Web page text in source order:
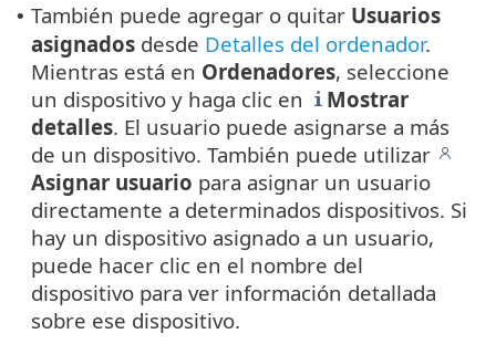
• También puede agregar o quitar Usuarios
asignados desde Detalles del ordenador.
Mientras está en Ordenadores, seleccione
un dispositivo y haga clic en
Mostrar
detalles. El usuario puede asignarse a más
de un dispositivo. También puede utilizar
Asignar usuario para asignar un usuario
directamente a determinados dispositivos. Si
hay un dispositivo asignado a un usuario,
puede hacer clic en el nombre del
dispositivo para ver información detallada
sobre ese dispositivo.